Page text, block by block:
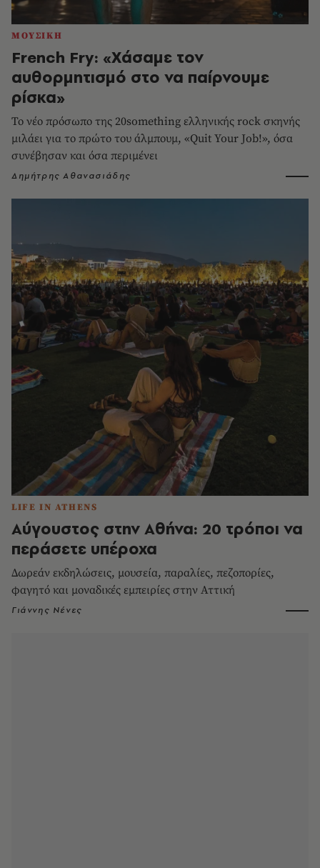
ΜΟΥΣΙΚΗ
French Fry: «Χάσαμε τον
αυθορμητισμό στο να παίρνουμε
ρίσκα»
Το νέο πρόσωπο της 20something ελληνικής rock σκηνής
μιλάει για το πρώτο του άλμπουμ, «Quit Your Job!», όσα
συνέβησαν και όσα περιμένει
Δημήτρης Αθανασιάδης
LIFE IN ATHENS
Αύγουστος στην Αθήνα: 20 τρόποι να
περάσετε υπέροχα
Δωρεάν εκδηλώσεις, μουσεία, παραλίες, πεζοπορίες,
φαγητό και μοναδικές εμπειρίες στην Αττική
Γιάννης Νένες